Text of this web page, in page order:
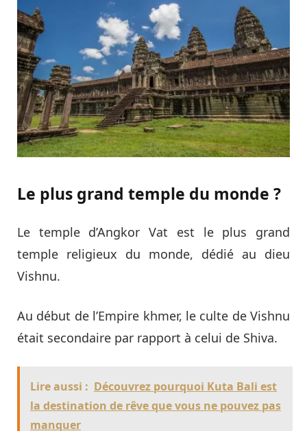
Le plus grand temple du monde ?
Le temple d’Angkor Vat est le plus grand
temple religieux du monde, dédié au dieu
Vishnu.
Au début de l’Empire khmer, le culte de Vishnu
était secondaire par rapport à celui de Shiva.
Lire aussi : Découvrez pourquoi Kuta Bali est
la destination de rêve que vous ne pouvez pas
manquer